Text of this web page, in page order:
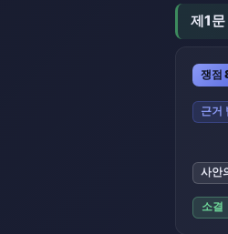
제1문
쟁점
근거
사안
소결